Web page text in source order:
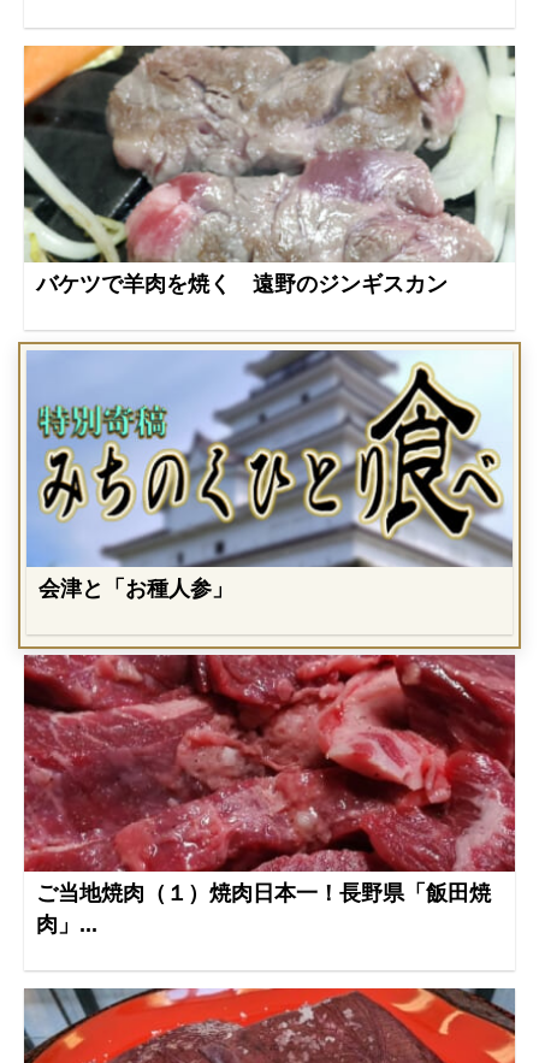
バケツで羊肉を焼く 遠野のジンギスカン
会津と「お種人参」
ご当地焼肉（１）焼肉日本一！長野県「飯田焼
肉」...